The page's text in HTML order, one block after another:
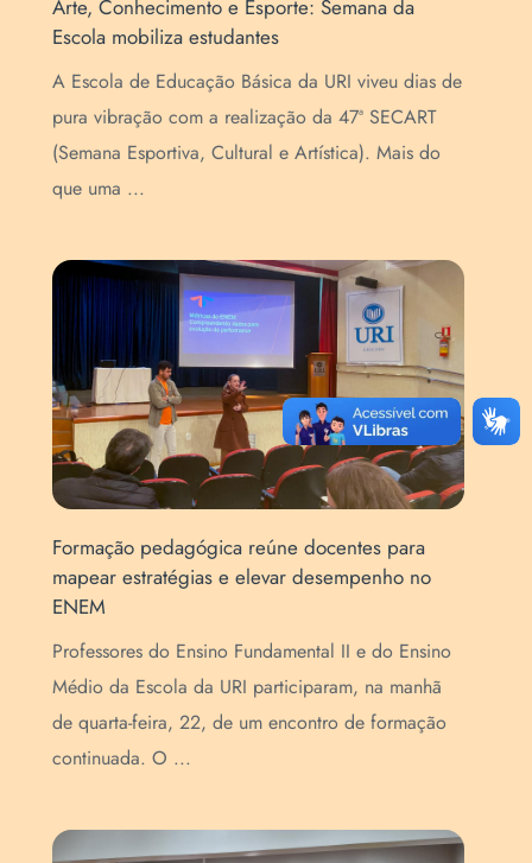
da
dias de
Mais do
para
no
do Ensino
manhã
formação
Equipe diretiva da Escola participa de
sobre liderança e inteligência emocional
A equipe diretiva da Escola de Educação Básica
da URI esteve reunida na segunda-feira, 20, pela
manhã, para um encontro voltado ao
fortalecimento da liderança ...
Energia e sincronia: apresentações de
Cheerleaders emocionam famílias na SECART
lotado na noite de segunda-feira à noite, 13,
quando as equipes tiveram o desafio de líderes
torcida, uma das ...